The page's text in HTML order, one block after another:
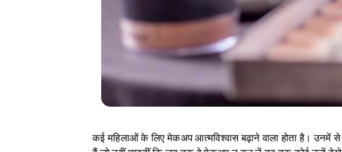
कई महिलाओं के लिए मेकअप आत्मविश्वास बढ़ाने वाला होता है। उनमें